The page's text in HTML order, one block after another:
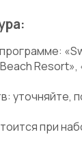
Resort»,
уточняйте,
при